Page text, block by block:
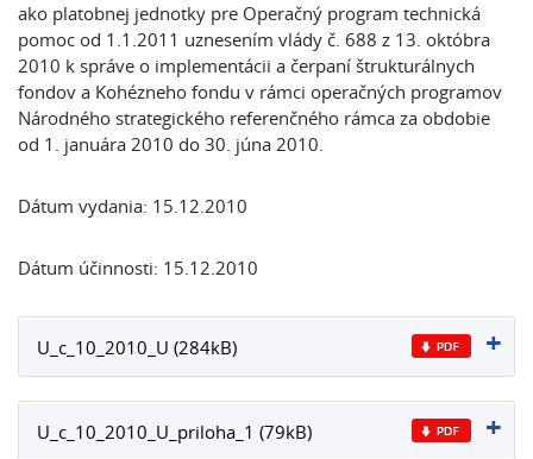
ako platobnej jednotky pre Operačný program technická
pomoc od 1.1.2011 uznesením vlády č. 688 z 13. októbra
2010 k správe o implementácii a čerpaní štrukturálnych
fondov a Kohézneho fondu v rámci operačných programov
Národného strategického referenčného rámca za obdobie
od 1. januára 2010 do 30. júna 2010.
Dátum vydania: 15.12.2010
Dátum účinnosti: 15.12.2010
U_c_10_2010_U (284kB)
U_c_10_2010_U_priloha_1 (79kB)